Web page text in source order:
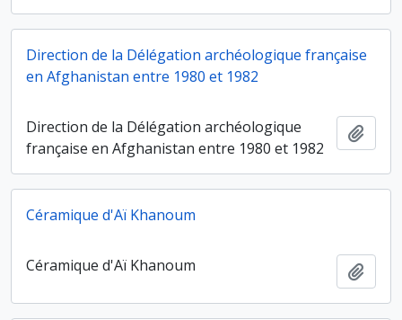
Direction de la Délégation archéologique française
en Afghanistan entre 1980 et 1982
Direction de la Délégation archéologique
française en Afghanistan entre 1980 et 1982
Céramique d'Aï Khanoum
Céramique d'Aï Khanoum